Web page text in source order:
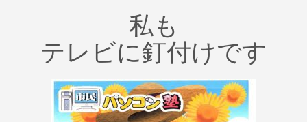
私も
テレビに釘付けです